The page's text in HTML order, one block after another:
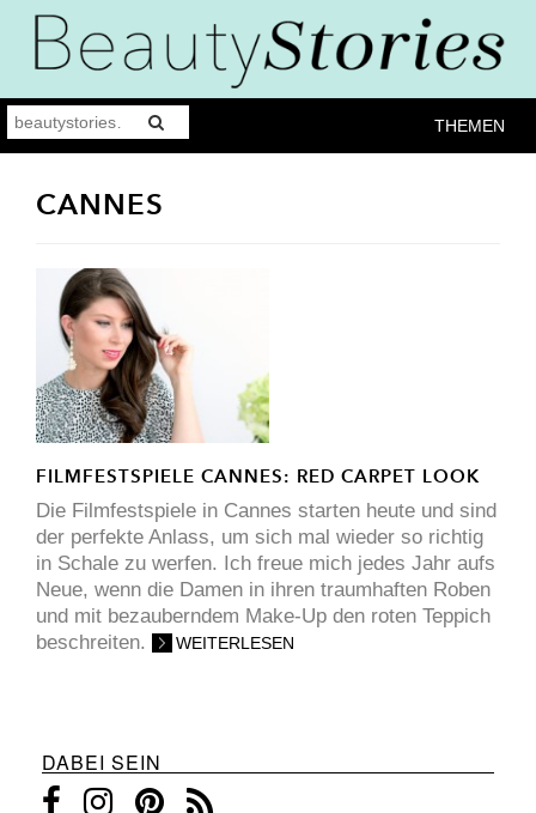
THEMEN
CANNES
FILMFESTSPIELE CANNES: RED CARPET LOOK
Die Filmfestspiele in Cannes starten heute und sind
der perfekte Anlass, um sich mal wieder so richtig
in Schale zu werfen. Ich freue mich jedes Jahr aufs
Neue, wenn die Damen in ihren traumhaften Roben
und mit bezauberndem Make-Up den roten Teppich
beschreiten.
WEITERLESEN
DABEI SEIN